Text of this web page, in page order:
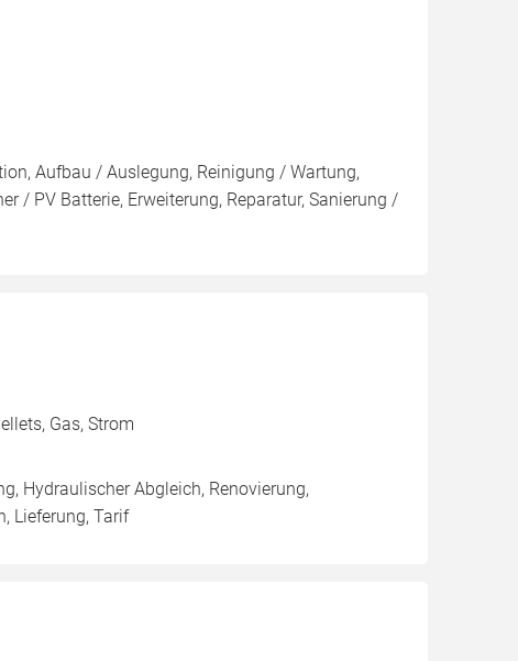
Aufbau / Auslegung, Reinigung / Wartung,
/ PV Batterie, Erweiterung, Reparatur, Sanierung /
Gas, Strom
Hydraulischer Abgleich, Renovierung,
Lieferung, Tarif